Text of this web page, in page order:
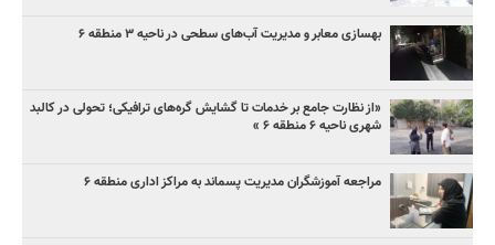
بهسازی معابر و مدیریت آب‌های سطحی در ناحیه ۳ منطقه ۶
«از نظارت جامع بر خدمات تا گشایش گره‌های ترافیکی؛ تحولی در کالبد
شهری ناحیه ۶ منطقه ۶ »
مراجعه آموزشگران مدیریت پسماند به مراکز اداری منطقه ۶